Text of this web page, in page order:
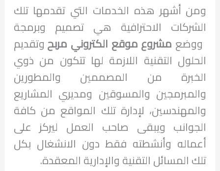
ومن أشهر هذه الخدمات التي تقدمها تلك
الشركات الاحترافية هي تصميم وبرمجة
ووضع مشروع موقع الكتروني مربح وتقديم
الحلول التقنية اللازمة لها تتكون من ذوي
الخبرة من المصممين والمطورين
والمبرمجين والمسوقين ومديري المشاريع
والمهندسين، لإدارة تلك المواقع من كافة
الجوانب ويبقى صاحب العمل ليركز على
أعماله وأنشطته فقط دون الانشغال بكل
تلك المسائل التقنية والإدارية المعقدة.